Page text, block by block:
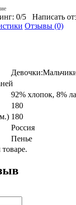
0/5
Написать
Отзывы (0)
92% хлопок, 8%
180
180
Россия
Пенье